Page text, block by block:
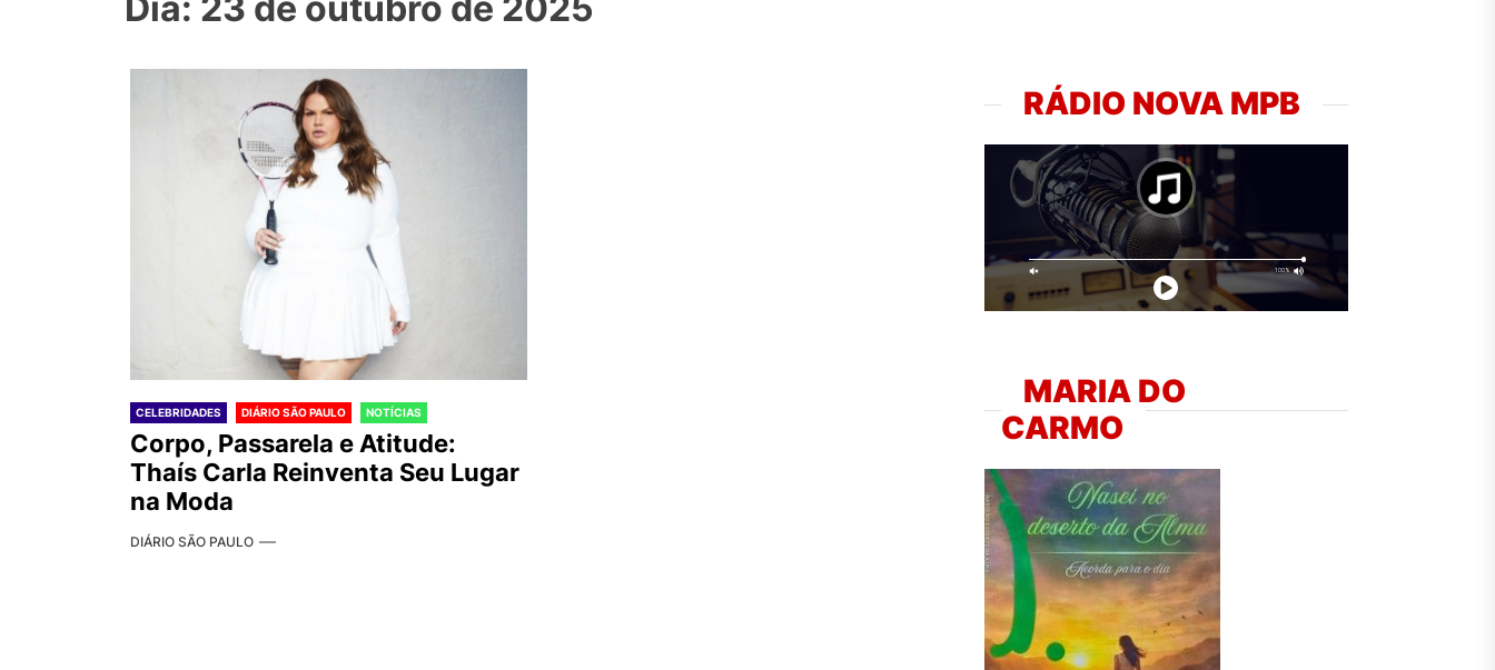
CELEBRIDADES DIÁRIO SÃO PAULO NOTÍCIAS
Corpo, Passarela e Atitude:
Thaís Carla Reinventa Seu Lugar
na Moda
DIÁRIO SÃO PAULO
RÁDIO NOVA MPB
MARIA DO
CARMO